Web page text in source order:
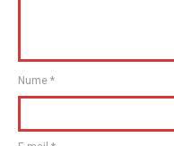
Nume *